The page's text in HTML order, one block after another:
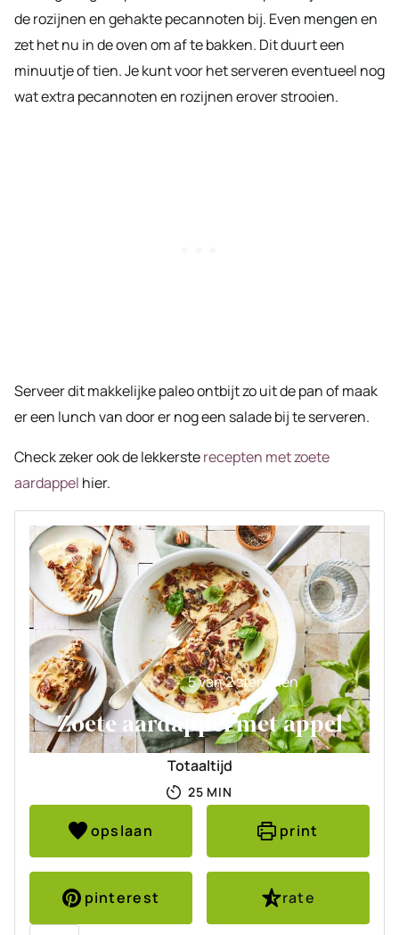
de rozijnen en gehakte pecannoten bij. Even mengen en
zet het nu in de oven om af te bakken. Dit duurt een
minuutje of tien. Je kunt voor het serveren eventueel nog
wat extra pecannoten en rozijnen erover strooien.
Serveer dit makkelijke paleo ontbijt zo uit de pan of maak
er een lunch van door er nog een salade bij te serveren.
Check zeker ook de lekkersterecepten met zoete
aardappel hier.
5van2stemmen
Zoete aardappel met appel
Totaaltijd
25MINUTEN
MIN
opslaan print
pinterest
rate